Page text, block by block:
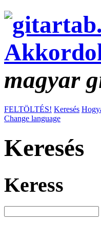
magyar
FELTÖLTÉS! Keresés
Change language
Keresés
Keress